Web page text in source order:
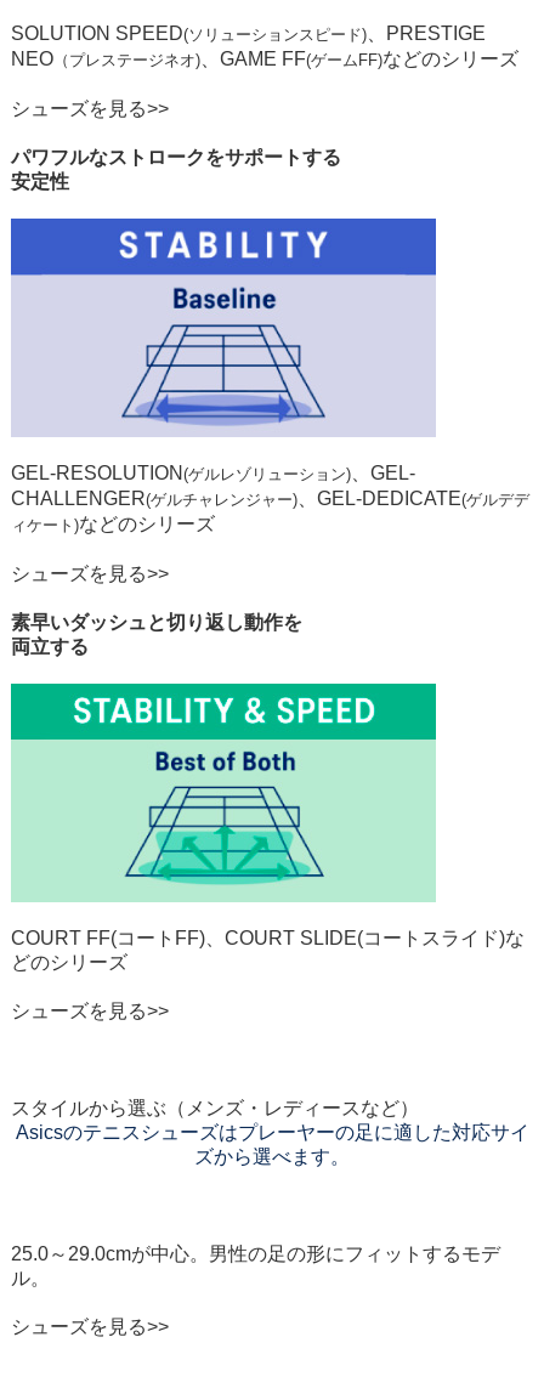
SOLUTION SPEED(ソリューションスピード)、
PRESTIGE
NEO（プレステージネオ)、 GAME FF(ゲームFF)などのシリーズ
シューズを見る>>
パワフルなストロークをサポートする
安定性
GEL-RESOLUTION (ゲルレゾリューション)、 GEL-
CHALLENGER(ゲルチャレンジャー)、 GEL-DEDICATE(ゲルデデ
ィケート)などのシリーズ
シューズを見る>>
素早いダッシュと切り返し動作を
両立する
COURT FF(コートFF)、 COURT SLIDE(コートスライド)な
どのシリーズ
シューズを見る>>
スタイルから選ぶ （メンズ・レディースなど）
Asicsのテニスシューズはプレーヤーの足に適した対応サイ
ズから選べます。
25.0～29.0cmが中心。男性の足の形にフィットするモデ
ル。
シューズを見る>>